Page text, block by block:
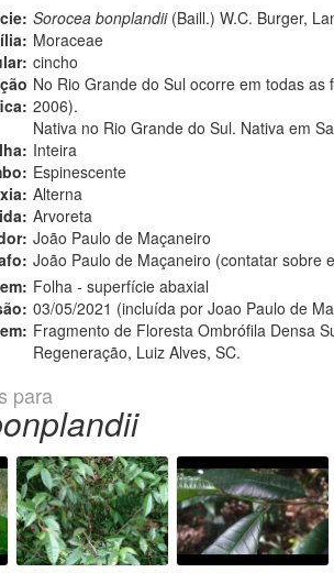
Sorocea bonplandii(Baill.) W.C. Burger,
Moraceae
cincho
No Rio Grande do Sul ocorre em todas
2006).
Nativa no Rio Grande do Sul. Nativa em
Inteira
Espinescente
Alterna
Arvoreta
João Paulo de Maçaneiro
João Paulo de Maçaneiro (contatar sobre
Folha - superfície abaxial
03/05/2021 (incluída por Joao Paulo de
Fragmento de Floresta Ombrófila Densa
Regeneração, Luiz Alves, SC.
para